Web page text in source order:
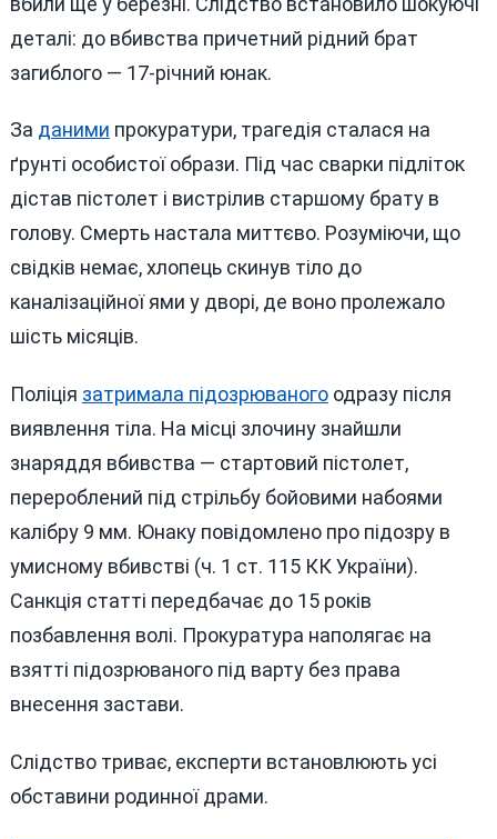
деталі: до вбивства причетний рідний брат
загиблого — 17-річний юнак.
За даними прокуратури, трагедія сталася на
ґрунті особистої образи. Під час сварки підліток
дістав пістолет і вистрілив старшому брату в
голову. Смерть настала миттєво. Розуміючи, що
свідків немає, хлопець скинув тіло до
каналізаційної ями у дворі, де воно пролежало
шість місяців.
Поліція затримала підозрюваногоодразу після
виявлення тіла. На місці злочину знайшли
знаряддя вбивства — стартовий пістолет,
перероблений під стрільбу бойовими набоями
калібру 9 мм. Юнаку повідомлено про підозру в
умисному вбивстві (ч. 1 ст. 115 КК України).
Санкція статті передбачає до 15 років
позбавлення волі. Прокуратура наполягає на
взятті підозрюваного під варту без права
внесення застави.
Слідство триває, експерти встановлюють усі
обставини родинної драми.